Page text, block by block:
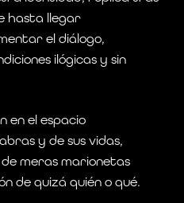
hasta llegar
el diálogo,
ilógicas y sin
en el espacio
y de sus vidas,
meras marionetas
de quizá quién o qué.